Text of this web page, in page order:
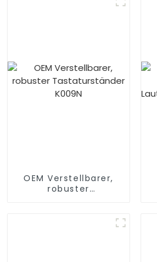
OEM Verstellbarer,
robuster